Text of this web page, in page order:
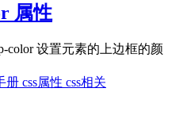
属性
color 设置元素的上边框的颜
册 css属性 css相关